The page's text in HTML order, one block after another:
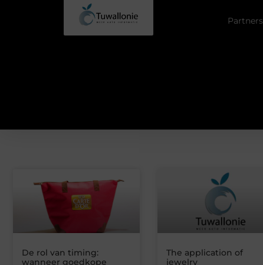
Partners
De rol van timing:
wanneer goedkope
The application of
jewelry